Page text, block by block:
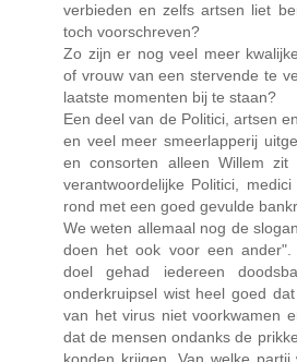
verbieden en zelfs artsen liet
toch voorschreven?
Zo zijn er nog veel meer
of vrouw van een stervende te
laatste momenten bij te staan?
Een deel van de Politici, artsen
en veel meer smeerlapperij
en consorten alleen Willem
verantwoordelijke Politici,
rond met een goed gevulde
We weten allemaal nog de
doen het ook voor een
doel gehad iedereen
onderkruipsel wist heel goed
van het virus niet voorkwamen
dat de mensen ondanks de